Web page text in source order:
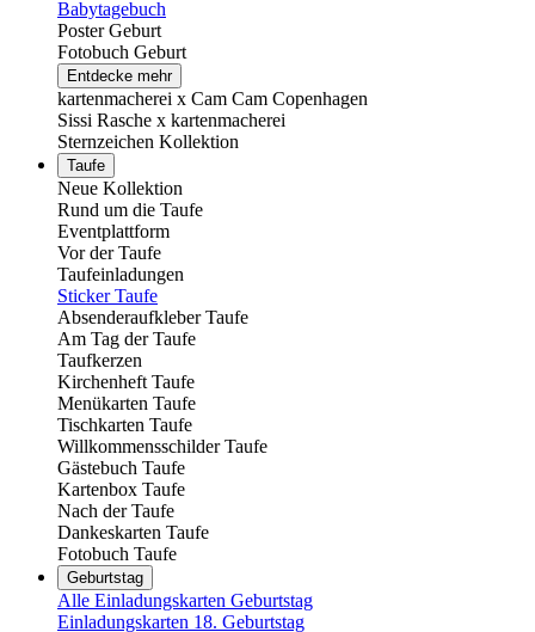
Babytagebuch
Poster Geburt
Fotobuch Geburt
Entdecke mehr
kartenmacherei x Cam Cam Copenhagen
Sissi Rasche x kartenmacherei
Sternzeichen Kollektion
Taufe
Neue Kollektion
Rund um die Taufe
Eventplattform
Vor der Taufe
Taufeinladungen
Sticker Taufe
Absenderaufkleber Taufe
Am Tag der Taufe
Taufkerzen
Kirchenheft Taufe
Menükarten Taufe
Tischkarten Taufe
Willkommensschilder Taufe
Gästebuch Taufe
Kartenbox Taufe
Nach der Taufe
Dankeskarten Taufe
Fotobuch Taufe
Geburtstag
Alle Einladungskarten Geburtstag
Einladungskarten 18. Geburtstag